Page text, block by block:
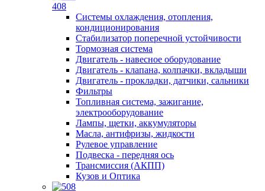
408
Системы охлаждения, отопления,
кондиционирования
Стабилизатор поперечной устойчивости
Тормозная система
Двигатель - навесное оборудование
Двигатель - клапана, колпачки, вкладыши
Двигатель - прокладки, датчики, сальники
Фильтры
Топливная система, зажигание,
электрооборудование
Лампы, щетки, аккумуляторы
Масла, антифризы, жидкости
Рулевое управление
Подвеска - передняя ось
Трансмиссия (АКПП)
Кузов и Оптика